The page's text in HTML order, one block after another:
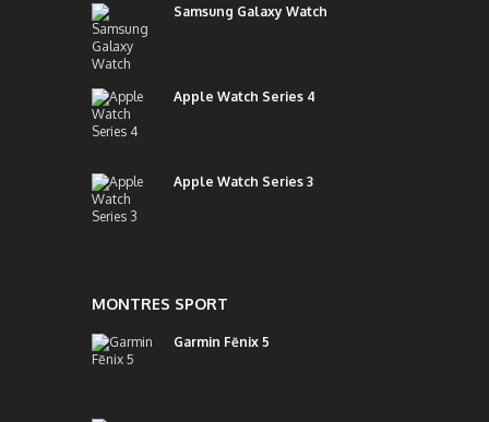
Samsung Galaxy Watch
Apple Watch Series 4
Apple Watch Series 3
MONTRES SPORT
Garmin Fēnix 5